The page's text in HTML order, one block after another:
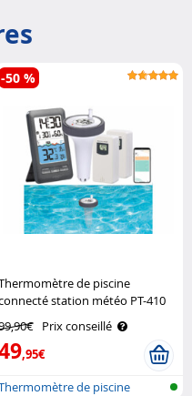
de piscine
station météo PT-410
avec 2 capteurs extérieur
Prix conseillé
,95€
-50 %
de piscine